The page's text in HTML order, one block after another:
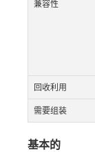
兼容性
回收利用
需要组装
基本的